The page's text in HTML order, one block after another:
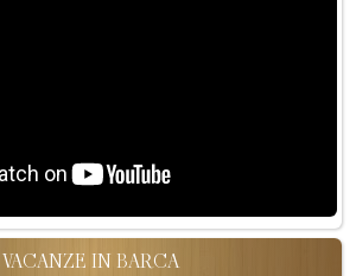
VACANZE IN BARCA